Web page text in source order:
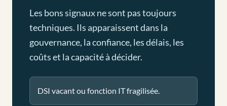
Les bons signaux ne sont pas toujours
techniques. Ils apparaissent dans la
gouvernance, la confiance, les délais, les
coûts et la capacité à décider.
DSI vacant ou fonction IT fragilisée.